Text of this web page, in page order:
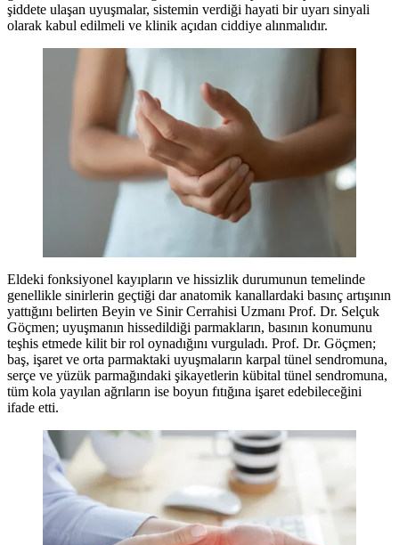
şiddete ulaşan uyuşmalar, sistemin verdiği hayati bir uyarı sinyali
olarak kabul edilmeli ve klinik açıdan ciddiye alınmalıdır.
Eldeki fonksiyonel kayıpların ve hissizlik durumunun temelinde
genellikle sinirlerin geçtiği dar anatomik kanallardaki basınç artışının
yattığını belirten Beyin ve Sinir Cerrahisi Uzmanı Prof. Dr. Selçuk
Göçmen; uyuşmanın hissedildiği parmakların, basının konumunu
teşhis etmede kilit bir rol oynadığını vurguladı. Prof. Dr. Göçmen;
baş, işaret ve orta parmaktaki uyuşmaların karpal tünel sendromuna,
serçe ve yüzük parmağındaki şikayetlerin kübital tünel sendromuna,
tüm kola yayılan ağrıların ise boyun fıtığına işaret edebileceğini
ifade etti.